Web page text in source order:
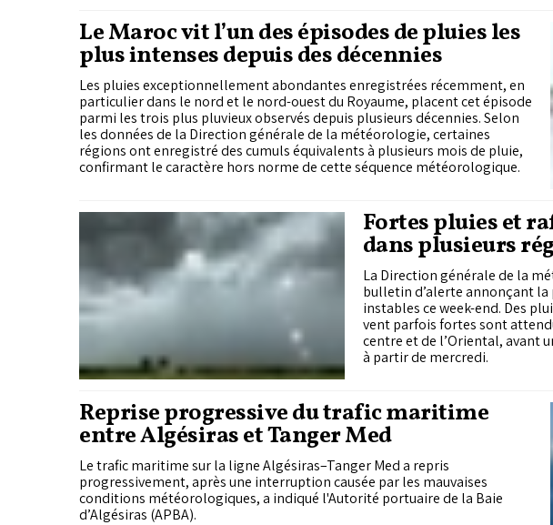
Le Maroc vit l’un des épisodes de pluies les
plus intenses depuis des décennies
Les pluies exceptionnellement abondantes enregistrées récemment, en
particulier dans le nord et le nord-ouest du Royaume, placent cet épisode
parmi les trois plus pluvieux observés depuis plusieurs décennies. Selon
les données de la Direction générale de la météorologie, certaines
régions ont enregistré des cumuls équivalents à plusieurs mois de pluie,
confirmant le caractère hors norme de cette séquence météorologique.
Fortes pluies et
dans plusieurs
La Direction générale de la
bulletin d’alerte annonçant
instables ce week-end. Des
vent parfois fortes sont
centre et de l’Oriental, avant
à partir de mercredi.
Reprise progressive du trafic maritime
entre Algésiras et Tanger Med
Le trafic maritime sur la ligne Algésiras–Tanger Med a repris
progressivement, après une interruption causée par les mauvaises
conditions météorologiques, a indiqué l'Autorité portuaire de la Baie
d’Algésiras (APBA).